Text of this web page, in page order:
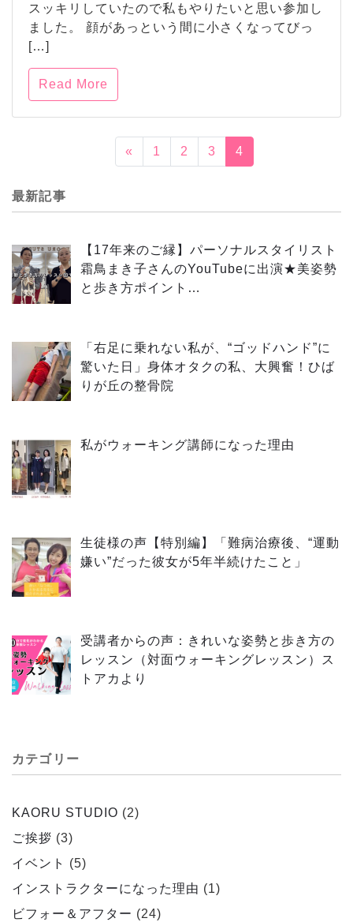
スッキリしていたので私もやりたいと思い参加し
ました。 顔があっという間に小さくなってびっ
[…]
Read More
« 1 2 3 4
最新記事
【17年来のご縁】パーソナルスタイリスト
霜鳥まき子さんのYouTubeに出演★美姿勢
と歩き方ポイント…
「右足に乗れない私が、“ゴッドハンド”に
驚いた日」身体オタクの私、大興奮！ひば
りが丘の整骨院
私がウォーキング講師になった理由
生徒様の声【特別編】「難病治療後、“運動
嫌い”だった彼女が5年半続けたこと」
受講者からの声：きれいな姿勢と歩き方の
レッスン（対面ウォーキングレッスン）ス
トアカより
カテゴリー
KAORU STUDIO (2)
ご挨拶 (3)
イベント
(5)
インストラクターになった理由 (1)
ビフォー＆アフター (24)